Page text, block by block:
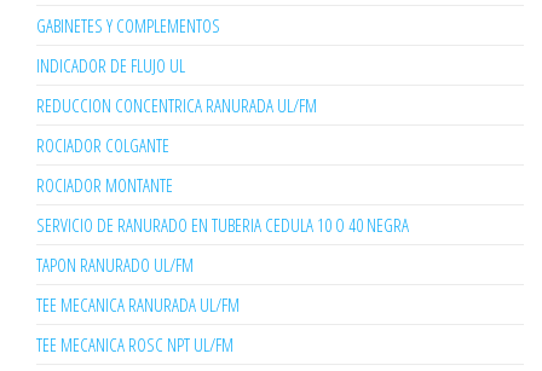
GABINETES Y COMPLEMENTOS
INDICADOR DE FLUJO UL
REDUCCION CONCENTRICA RANURADA UL/FM
ROCIADOR COLGANTE
ROCIADOR MONTANTE
SERVICIO DE RANURADO EN TUBERIA CEDULA 10 O 40 NEGRA
TAPON RANURADO UL/FM
TEE MECANICA RANURADA UL/FM
TEE MECANICA ROSC NPT UL/FM